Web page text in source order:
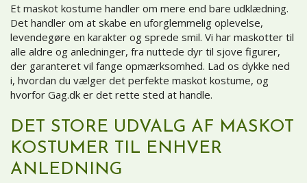
Et maskot kostume handler om mere end bare udklædning.
Det handler om at skabe en uforglemmelig oplevelse,
levendegøre en karakter og sprede smil. Vi har maskotter til
alle aldre og anledninger, fra nuttede dyr til sjove figurer,
der garanteret vil fange opmærksomhed. Lad os dykke ned
i, hvordan du vælger det perfekte maskot kostume, og
hvorfor Gag.dk er det rette sted at handle.
DET STORE UDVALG AF MASKOT
KOSTUMER TIL ENHVER
ANLEDNING